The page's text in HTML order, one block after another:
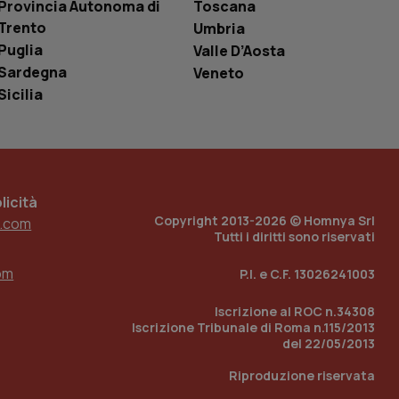
Autonoma di
Toscana
Umbria
Valle D’Aosta
Veneto
Copyright 2013-2026 © Homnya Srl
Tutti i diritti sono riservati
P.I. e C.F. 13026241003
Iscrizione al ROC n.34308
Iscrizione Tribunale di Roma n.115/2013
del 22/05/2013
Riproduzione riservata
per mantenere
incorporati
di
tenere traccia
incorporati
del sito web sta
dell’esperienza
per abilitare il
con identity